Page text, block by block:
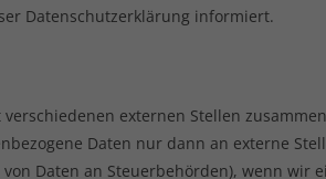
Datenschutzerklärung informiert.
externen Stellen
Daten nur dann an externe
Daten an Steuerbehörden), wenn wir